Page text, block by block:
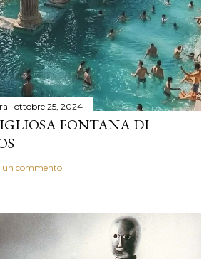
ottobre 25, 2024
FONTANA DI
un commento